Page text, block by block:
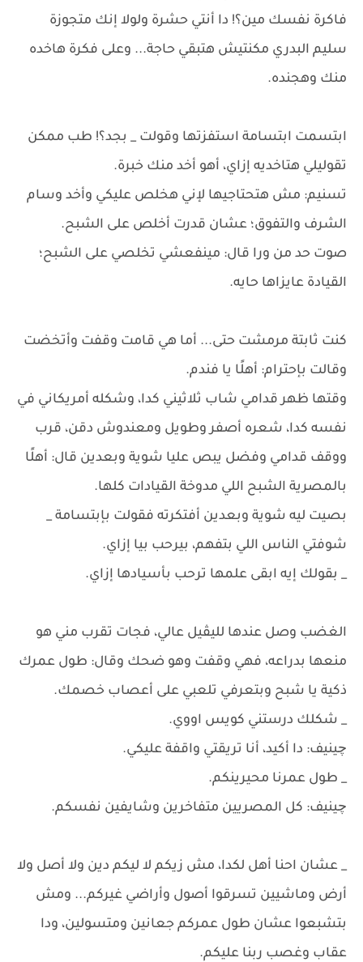
فاكرة نفسك مين؟! دا أنتي حشرة ولولا إنك متجوزة
سليم البدري مكنتيش هتبقي حاجة... وعلى فكرة هاخده
منك وهجنده.
ابتسمت ابتسامة استفزتها وقولت _ بجد؟! طب ممكن
تقوليلي هتاخديه إزاي، أهو أخد منك خبرة.
تسنيم: مش هتحتاجيها لإني هخلص عليكي وأخد وسام
الشرف والتفوق؛ عشان قدرت أخلص على الشبح.
صوت حد من ورا قال: مينفعشي تخلصي على الشبح؛
القيادة عايزاها حايه.
كنت ثابتة مرمشت حتى... أما هي قامت وقفت وأتخضت
وقالت بإحترام: أهلًا يا فندم.
وقتها ظهر قدامي شاب ثلاثيني كدا، وشكله أمريكاني في
نفسه كدا، شعره أصفر وطويل ومعندوش دقن، قرب
ووقف قدامي وفضل يبص عليا شوية وبعدين قال: أهلًا
بالمصرية الشبح اللي مدوخة القيادات كلها.
بصيت ليه شوية وبعدين أفتكرته فقولت بإبتسامة _
شوفتي الناس اللي بتفهم، بيرحب بيا إزاي.
_ بقولك إيه ابقى علمها ترحب بأسيادها إزاي.
الغضب وصل عندها لليڤيل عالي، فجات تقرب مني هو
منعها بدراعه، فهي وقفت وهو ضحك وقال: طول عمرك
ذكية يا شبح وبتعرفي تلعبي على أعصاب خصمك.
_ شكلك درستني كويس اووي.
چينيف: دا أكيد، أنا تريقتي واقفة عليكي.
_ طول عمرنا محيرينكم.
چينيف: كل المصريين متفاخرين وشايفين نفسكم.
_ عشان احنا أهل لكدا، مش زيكم لا ليكم دين ولا أصل ولا
أرض وماشيين تسرقوا أصول وأراضي غيركم... ومش
بتشبعوا عشان طول عمركم جعانين ومتسولين، ودا
عقاب وغصب ربنا عليكم.